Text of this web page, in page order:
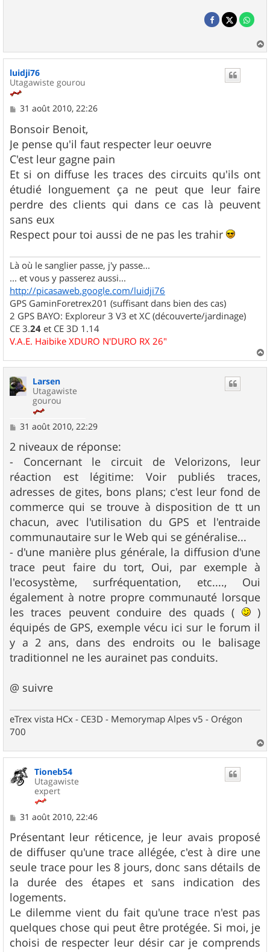
a
luidji76
Utagawiste gourou
M
s
s
a
g
e
31 août 2010, 22:26
Bonsoir Benoit,
Je pense qu'il faut respecter leur oeuvre
C'est leur gagne pain
Et si on diffuse les traces des circuits qu'ils ont
étudié longuement ça ne peut que leur faire
perdre des clients qui dans ce cas là peuvent
sans eux
Respect pour toi aussi de ne pas les trahir
Là où le sanglier passe, j'y passe...
... et vous y passerez aussi...
http://picasaweb.google.com/luidji76
GPS GaminForetrex201 (suffisant dans bien des cas)
2 GPS BAYO: Exploreur 3 V3 et XC (découverte/jardinage)
CE 3.24 et CE 3D 1.14
V.A.E. Haibike XDURO N'DURO RX 26"
a
Larsen
Utagawiste
gourou
M
s
s
g
e
31 août 2010, 22:29
2 niveaux de réponse:
- Concernant le circuit de Velorizons, leur
réaction est légitime: Voir publiés traces,
adresses de gites, bons plans; c'est leur fond de
commerce qui se trouve à disposition de tt un
chacun, avec l'utilisation du GPS et l'entraide
communautaire sur le Web qui se généralise...
- d'une manière plus générale, la diffusion d'une
trace peut faire du tort, Oui, par exemple à
l'ecosystème, surfréquentation, etc...., Oui
également à notre propre communauté lorsque
les traces peuvent conduire des quads (
)
équipés de GPS, exemple vécu ici sur le forum il
y a 2 ans, dans des endroits ou le balisage
traditionnel ne les aurainet pas conduits.
@ suivre
eTrex vista HCx - CE3D - Memorymap Alpes v5 - Orégon
700
a
u
Tioneb54
Utagawiste
expert
M
s
s
a
g
e
31 août 2010, 22:46
Présentant leur réticence, je leur avais proposé
de diffuser qu'une trace allégée, c'est à dire une
seule trace pour les 8 jours, donc sans détails de
la durée des étapes et sans indication des
logements.
Le dilemme vient du fait qu'une trace n'est pas
quelques chose qui peut être protégée. Si moi, je
choisi de respecter leur désir car je comprends